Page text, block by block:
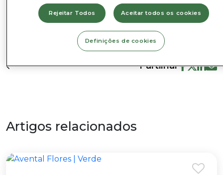
Partilhar
Artigos relacionados
Rejeitar Todos Aceitar todos os cookies
Definições de cookies